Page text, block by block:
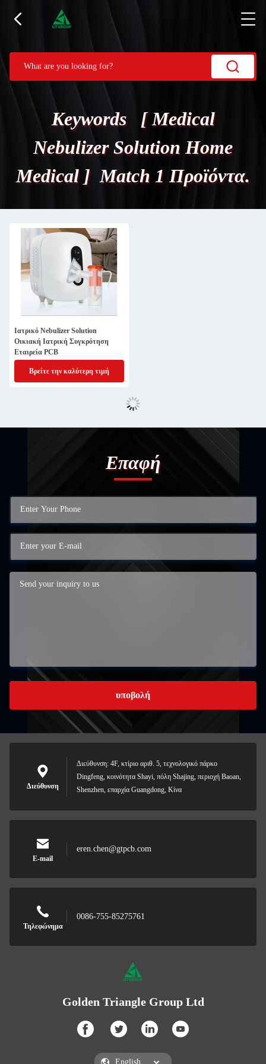
Keywords [ Medical
Nebulizer Solution Home
Medical ] Match 1 Προϊόντα.
Ιατρικό Nebulizer Solution
Οικιακή Ιατρική Συγκρότηση
Εταιρεία PCB
Βρείτε την καλύτερη τιμή
Επαφή
υποβολή
Διεύθυνση
Διεύθυνση: 4F, κτίριο αριθ. 5, τεχνολογικό πάρκο
Dingfeng, κοινότητα Shayi, πόλη Shajing, περιοχή Baoan,
Shenzhen, επαρχία Guangdong, Κίνα
E-mail
eren.chen@gtpcb.com
Τηλεφώνημα
0086-755-85275761
Golden Triangle Group Ltd